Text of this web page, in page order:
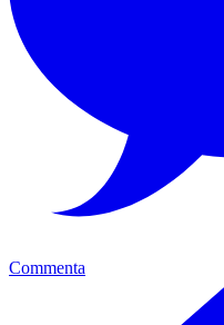
Commenta